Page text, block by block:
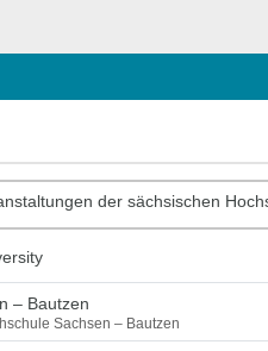
der sächsischen
– Bautzen
Sachsen – Bautzen